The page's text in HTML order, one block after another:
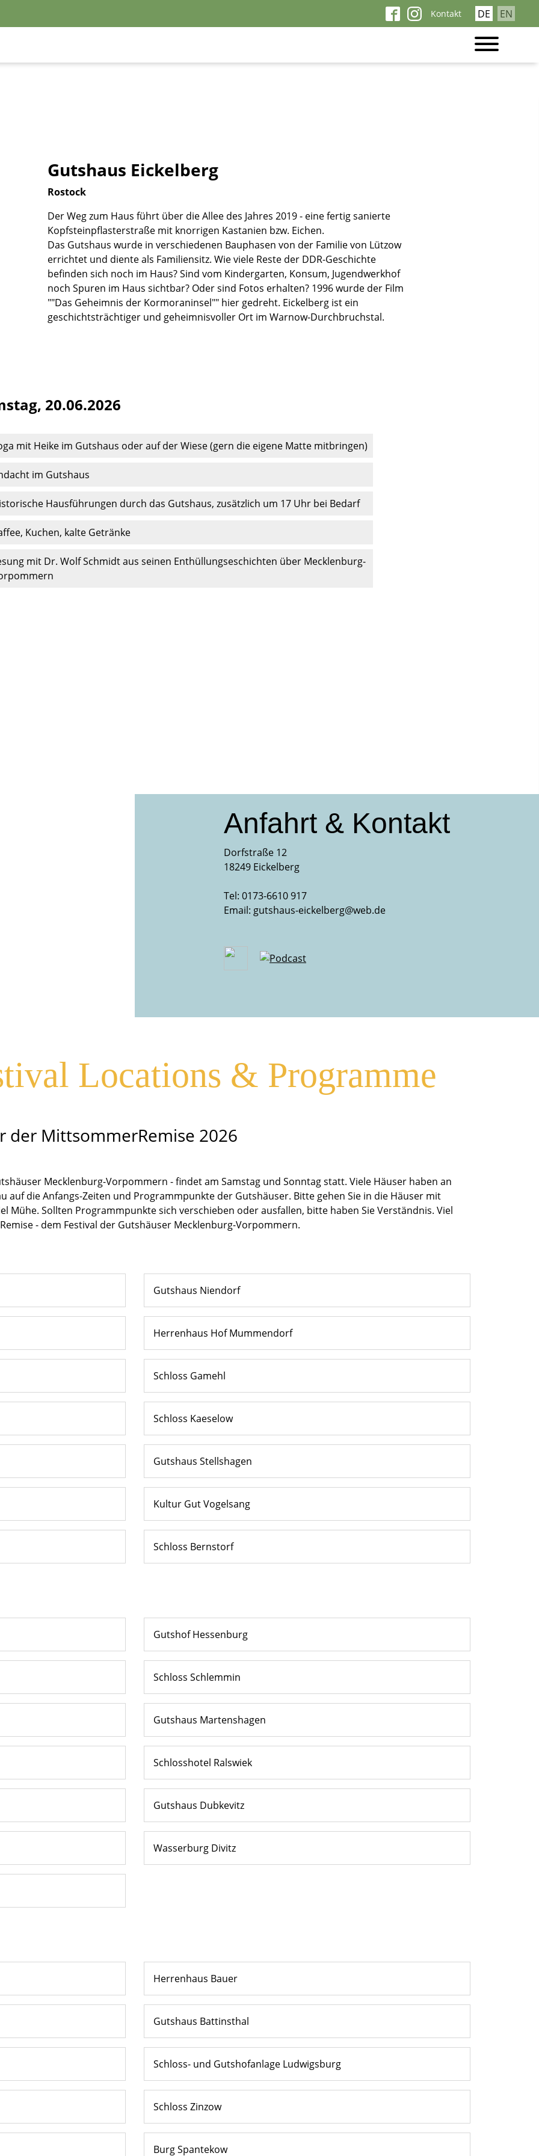
Navigation
überspringen
Kontakt DE EN
Gutshaus Eickelberg
Rostock
Der Weg zum Haus führt über die Allee des Jahres 2019 - eine fertig sanierte
Kopfsteinpflasterstraße mit knorrigen Kastanien bzw. Eichen.
Das Gutshaus wurde in verschiedenen Bauphasen von der Familie von Lützow
errichtet und diente als Familiensitz. Wie viele Reste der DDR-Geschichte
befinden sich noch im Haus? Sind vom Kindergarten, Konsum, Jugendwerkhof
noch Spuren im Haus sichtbar? Oder sind Fotos erhalten? 1996 wurde der Film
""Das Geheimnis der Kormoraninsel"" hier gedreht. Eickelberg ist ein
geschichtsträchtiger und geheimnisvoller Ort im Warnow-Durchbruchstal.
20.06.2026
mit Heike im Gutshaus oder auf der Wiese (gern die eigene Matte mitbringen)
im Gutshaus
Hausführungen durch das Gutshaus, zusätzlich um 17 Uhr bei Bedarf
Kuchen, kalte Getränke
mit Dr. Wolf Schmidt aus seinen Enthüllungseschichten über Mecklenburg-
Anfahrt & Kontakt
Dorfstraße 12
18249 Eickelberg
Tel: 0173-6610 917
Email: gutshaus-eickelberg@web.de
Locations & Programme
der MittsommerRemise 2026
Mecklenburg-Vorpommern - findet am Samstag und Sonntag statt. Viele Häuser haben an
auf die Anfangs-Zeiten und Programmpunkte der Gutshäuser. Bitte gehen Sie in die Häuser mit
Mühe. Sollten Programmpunkte sich verschieben oder ausfallen, bitte haben Sie Verständnis. Viel
- dem Festival der Gutshäuser Mecklenburg-Vorpommern.
Gutshaus Niendorf
Herrenhaus Hof Mummendorf
Schloss Gamehl
Schloss Kaeselow
Gutshaus Stellshagen
Kultur Gut Vogelsang
Schloss Bernstorf
Gutshof Hessenburg
Schloss Schlemmin
Gutshaus Martenshagen
Schlosshotel Ralswiek
Gutshaus Dubkevitz
Wasserburg Divitz
Herrenhaus Bauer
Gutshaus Battinsthal
Schloss- und Gutshofanlage Ludwigsburg
Schloss Zinzow
Burg Spantekow